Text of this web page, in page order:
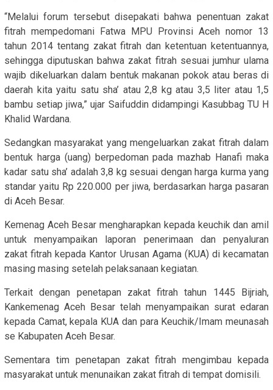
“Melalui forum tersebut disepakati bahwa penentuan zakat
fitrah mempedomani Fatwa MPU Provinsi Aceh nomor 13
tahun 2014 tentang zakat fitrah dan ketentuan ketentuannya,
sehingga diputuskan bahwa zakat fitrah sesuai jumhur ulama
wajib dikeluarkan dalam bentuk makanan pokok atau beras di
daerah kita yaitu satu sha’ atau 2,8 kg atau 3,5 liter atau 1,5
bambu setiap jiwa,” ujar Saifuddin didampingi Kasubbag TU H
Khalid Wardana.
Sedangkan masyarakat yang mengeluarkan zakat fitrah dalam
bentuk harga (uang) berpedoman pada mazhab Hanafi maka
kadar satu sha’ adalah 3,8 kg sesuai dengan harga kurma yang
standar yaitu Rp 220.000 per jiwa, berdasarkan harga pasaran
di Aceh Besar.
Kemenag Aceh Besar mengharapkan kepada keuchik dan amil
untuk menyampaikan laporan penerimaan dan penyaluran
zakat fitrah kepada Kantor Urusan Agama (KUA) di kecamatan
masing masing setelah pelaksanaan kegiatan.
Terkait dengan penetapan zakat fitrah tahun 1445 Bijriah,
Kankemenag Aceh Besar telah menyampaikan surat edaran
kepada Camat, kepala KUA dan para Keuchik/Imam meunasah
se Kabupaten Aceh Besar.
Sementara tim penetapan zakat fitrah mengimbau kepada
masyarakat untuk menunaikan zakat fitrah di tempat domisili.